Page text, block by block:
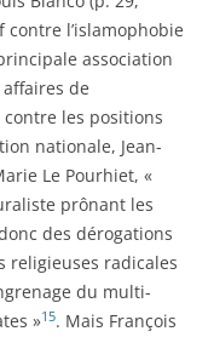
l’islamophobie
association
de
les positions
nationale, Jean-
Le Pourhiet, «
prônant les
des dérogations
religieuses radicales
du multi-
»15. Mais François